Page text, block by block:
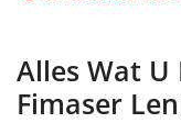
Alles Wat U
Fimaser